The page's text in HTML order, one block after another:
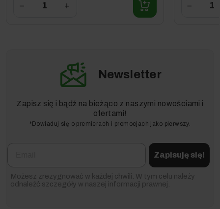
− + −
Newsletter
Zapisz się i bądź na bieżąco z naszymi nowościami i
ofertami!
*Dowiaduj się o premierach i promocjach jako pierwszy.
Zapisuję się!
Możesz zrezygnować w każdej chwili. W tym celu należy
odnaleźć szczegóły w naszej informacji prawnej.